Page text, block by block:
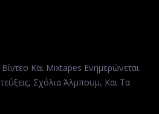
Και Mixtapes Ενημερώνεται
Σχόλια Άλμπουμ, Και Τα